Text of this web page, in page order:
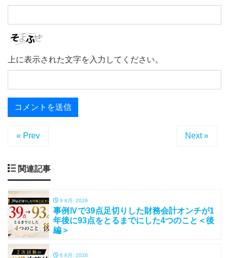
上に表示された文字を入力してください。
« Prev Next »
関連記事
9 8月, 2026
事例Ⅳで39点足切りした財務会計オンチが1
年後に93点をとるまでにした4つのこと＜後
編＞
6 8月, 2026